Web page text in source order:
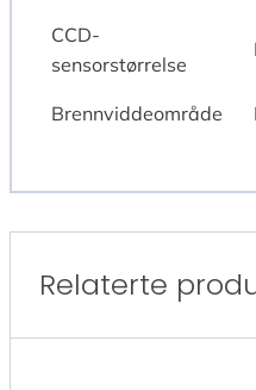
CCD-
sensorstørrelse
Brennviddeområde
Relaterte